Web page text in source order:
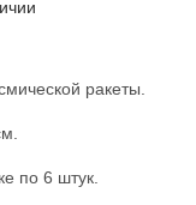
ракеты.
по 6 штук.